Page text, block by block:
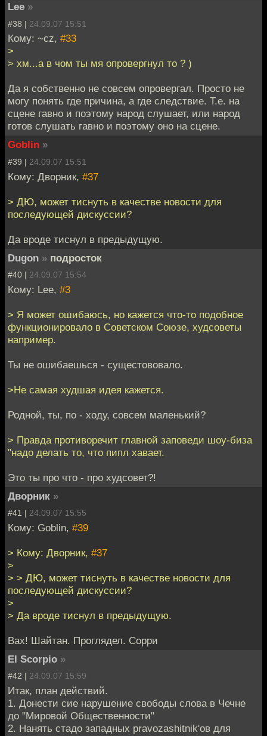
Lee »
#38 | 24.09.07 15:51
Кому: ~cz, #33
>
> хм...а в чом ты мя опровергнул то ? )
Да я собственно не совсем опровергал. Просто не
могу понять где причина, а где следствие. Т.е. на
сцене гавно и поэтому народ слушает, или народ
готов слушать гавно и поэтому оно на сцене.
Goblin »
#39 | 24.09.07 15:51
Кому: Дворник, #37
> ДЮ, может тиснуть в качестве новости для
последующей дискуссии?
Да вроде тиснул в предыдущую.
Dugon » подросток
#40 | 24.09.07 15:54
Кому: Lee, #3
> Я может ошибаюсь, но кажется что-то подобное
функционировало в Советском Союзе, худсоветы
например.
Ты не ошибаешься - сущестововало.
>Не самая худшая идея кажется.
Родной, ты, по - ходу, совсем маленький?
> Правда противоречит главной заповеди шоу-биза
"надо делать то, что пипл хавает.
Это ты про что - про худсовет?!
Дворник »
#41 | 24.09.07 15:55
Кому: Goblin, #39
> Кому: Дворник, #37
>
> > ДЮ, может тиснуть в качестве новости для
последующей дискуссии?
>
> Да вроде тиснул в предыдущую.
Вах! Шайтан. Проглядел. Сорри
El Scorpio »
#42 | 24.09.07 15:59
Итак, план действий.
1. Донести сие нарушение свободы слова в Чечне
до "Мировой Общественности"
2. Нанять стадо западных pravozashitnik'ов для